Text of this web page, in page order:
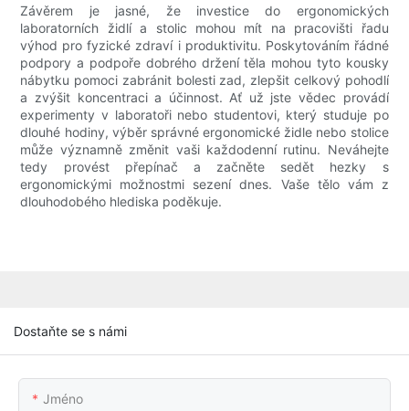
Závěrem je jasné, že investice do ergonomických
laboratorních židlí a stolic mohou mít na pracovišti řadu
výhod pro fyzické zdraví i produktivitu. Poskytováním řádné
podpory a podpoře dobrého držení těla mohou tyto kousky
nábytku pomoci zabránit bolesti zad, zlepšit celkový pohodlí
a zvýšit koncentraci a účinnost. Ať už jste vědec provádí
experimenty v laboratoři nebo studentovi, který studuje po
dlouhé hodiny, výběr správné ergonomické židle nebo stolice
může významně změnit vaši každodenní rutinu. Neváhejte
tedy provést přepínač a začněte sedět hezky s
ergonomickými možnostmi sezení dnes. Vaše tělo vám z
dlouhodobého hlediska poděkuje.
Dostaňte se s námi
Jméno